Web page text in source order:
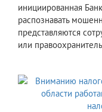
инициированная
распознавать
представляются
или